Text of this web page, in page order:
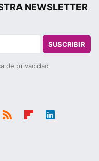
NEWSLETTER
SUSCRIBIR
de privacidad